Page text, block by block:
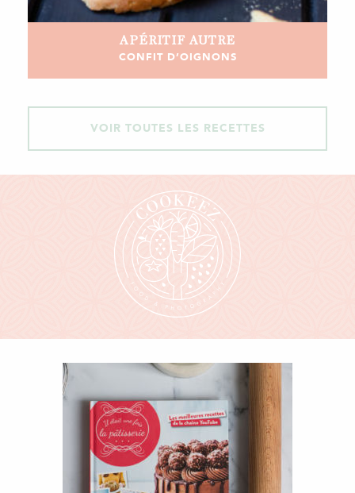
APÉRITIF AUTRE
CONFIT D’OIGNONS
VOIR TOUTES LES RECETTES